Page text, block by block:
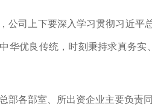
公司上下要深入学习贯彻习近平
华优良传统，时刻秉持求真务
部各部室、所出资企业主要负责同